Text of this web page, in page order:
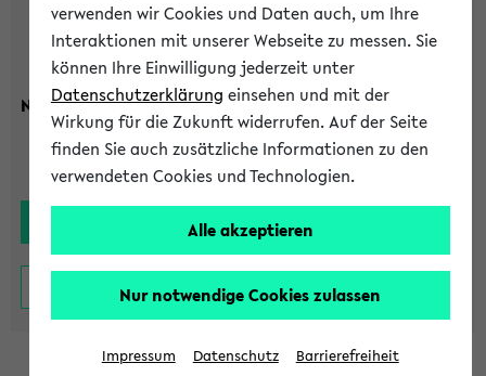
Nachname:
verwenden wir Cookies und Daten auch, um Ihre
Interaktionen mit unserer Webseite zu messen. Sie
können Ihre Einwilligung jederzeit unter
Datenschutzerklärung einsehen und mit der
Wirkung für die Zukunft widerrufen. Auf der Seite
finden Sie auch zusätzliche Informationen zu den
verwendeten Cookies und Technologien.
Alle akzeptieren
Nur notwendige Cookies zulassen
Impressum Datenschutz Barrierefreiheit